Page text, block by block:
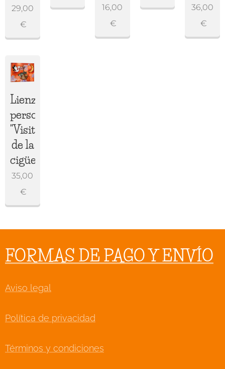
29,00
€
16,00
€
36,00
€
Lienzo
personalizado
"Visita
de la
cigüeña"
35,00
€
FORMAS DE PAGO Y ENVÍO
Aviso legal
Política de privacidad
Términos y condiciones